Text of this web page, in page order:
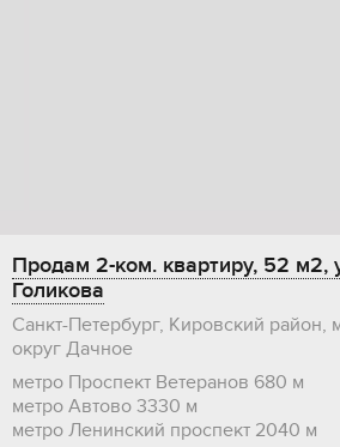
Продам 2-ком. квартиру, 52 м2,
Голикова
Санкт-Петербург, Кировский район,
округ Дачное
метро Проспект Ветеранов 680 м
метро Автово 3330 м
метро Ленинский проспект 2040 м